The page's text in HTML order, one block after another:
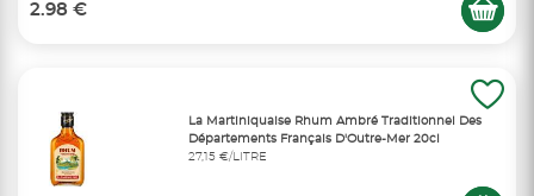
2.98 €
La Martiniquaise Rhum Ambré Traditionnel Des
Départements Français D'Outre-Mer 20cl
27,15 €/LITRE